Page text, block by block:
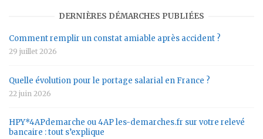
DERNIÈRES DÉMARCHES PUBLIÉES
Comment remplir un constat amiable après accident ?
29 juillet 2026
Quelle évolution pour le portage salarial en France ?
22 juin 2026
HPY*4APdemarche ou 4AP les-demarches.fr sur votre relevé
bancaire : tout s’explique